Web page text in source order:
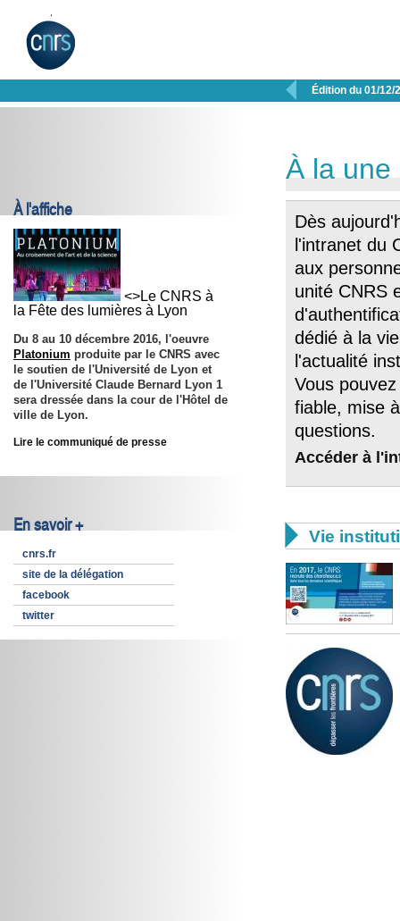
 Édition du 01/12/
À l'affiche
<>Le CNRS à
la Fête des lumières à Lyon
Du 8 au 10 décembre 2016, l'oeuvre
Platonium produite par le CNRS avec
le soutien de l'Université de Lyon et
de l'Université Claude Bernard Lyon 1
sera dressée dans la cour de l'Hôtel de
ville de Lyon.
Lire le communiqué de presse
En savoir +
cnrs.fr
site de la délégation
facebook
twitter
À la une
Dès
l'intranet du
aux
unité CNRS
dédié à la
l'actualité
Vous
fiable, mise
questions.
Accéder à
 Vie